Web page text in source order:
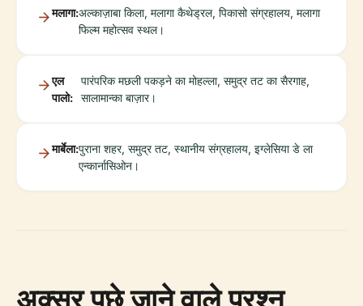
मलागा:अल्काज़ाबा किला, मलागा कैथेड्रल, पिकासो संग्रहालय, मलागा
फिल्म महोत्सव स्थल।
एल
पालो:
पारंपरिक मछली पकड़ने का मोहल्ला, समुद्र तट का सैरगाह,
सालामान्का बाज़ार।
मार्बेला:पुराना शहर, समुद्र तट, स्थानीय संग्रहालय, इग्लेसिया डे ला
एन्कार्नासिओन।